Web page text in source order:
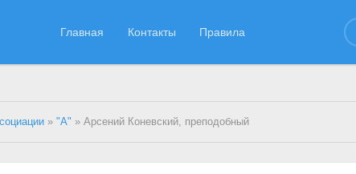
Главная Контакты Правила
»"А" » Арсений Коневский, преподобный